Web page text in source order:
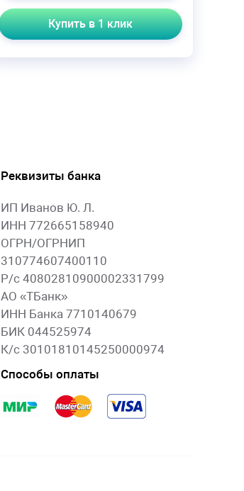
Купить в 1 клик
Реквизиты банка
ИП Иванов Ю. Л.
ИНН 772665158940
ОГРН/ОГРНИП
310774607400110
Р/с 40802810900002331799
АО «ТБанк»
ИНН Банка 7710140679
БИК 044525974
К/с 30101810145250000974
Способы оплаты